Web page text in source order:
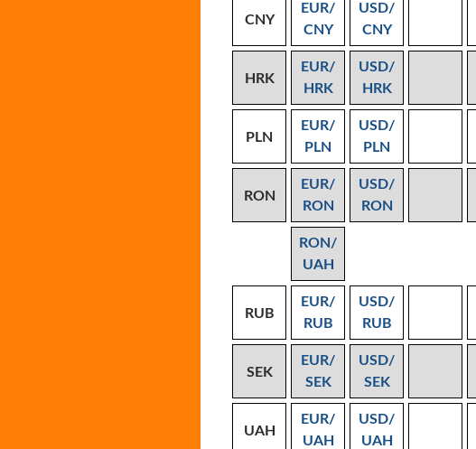
CNY
EUR/
CNY
USD/
CNY
HRK
EUR/
HRK
USD/
HRK
PLN
EUR/
PLN
USD/
PLN
RON
EUR/
RON
USD/
RON
RON/
UAH
RUB
EUR/
RUB
USD/
RUB
SEK
EUR/
SEK
USD/
SEK
UAH
EUR/
UAH
USD/
UAH